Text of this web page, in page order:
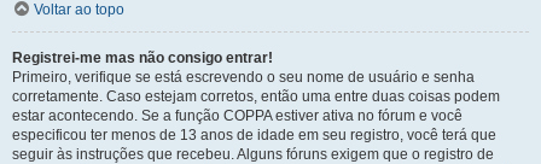
Voltar ao topo
Registrei-me mas não consigo entrar!
Primeiro, verifique se está escrevendo o seu nome de usuário e senha
corretamente. Caso estejam corretos, então uma entre duas coisas podem
estar acontecendo. Se a função COPPA estiver ativa no fórum e você
especificou ter menos de 13 anos de idade em seu registro, você terá que
seguir às instruções que recebeu. Alguns fóruns exigem que o registro de